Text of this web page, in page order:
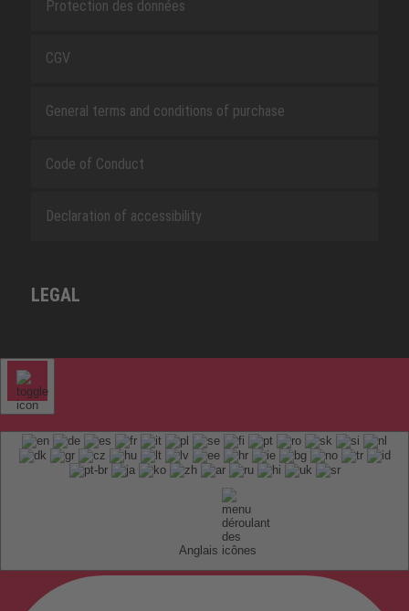
Protection des données
CGV
General terms and conditions of purchase
Code of Conduct
Declaration of accessibility
LEGAL
Anglais